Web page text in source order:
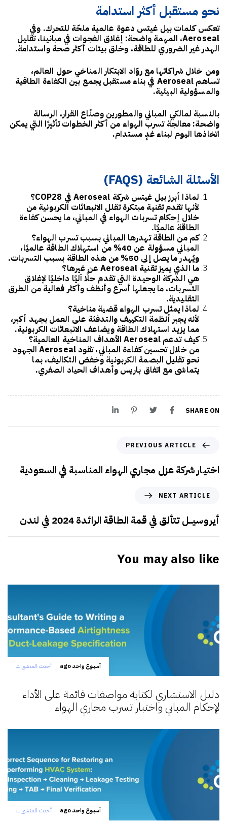
نحو مستقبل أكثر استدامة
تعكس كلمات بيل غيتس دعوة عالمية ملحّة للتحرك. وفي
Aeroseal، المهمة واضحة:
إغلاق الفجوات في مبانينا، تقليل
الهدر غير الضروري للطاقة، وخلق بيئات أكثر صحة واستدامة.
ومن خلال شراكاتها مع روّاد الابتكار المناخي حول العالم،
تساهم Aeroseal في بناء مستقبل يجمع بين
الكفاءة الطاقية
والمسؤولية البيئية.
بالنسبة لمالكي المباني والمطورين وصنّاع القرار، الرسالة
واضحة: معالجة تسرب الهواء من أكثر الخطوات تأثيرًا التي يمكن
اتخاذها اليوم لبناء غدٍ مستدام.
الأسئلة الشائعة (FAQS)
لماذا أبرز بيل غيتس شركة Aeroseal في COP28؟
لأنها تقدم تقنية مبتكرة تقلل الانبعاثات الكربونية من
خلال إحكام تسربات الهواء في المباني، ما يحسن كفاءة
الطاقة عالميًا.
كم من الطاقة تهدرها المباني بسبب تسرب الهواء؟
المباني مسؤولة عن 40% من استهلاك الطاقة عالميًا،
ويُهدر ما يصل إلى 50% من هذه الطاقة بسبب التسربات.
ما الذي يميز تقنية Aeroseal عن غيرها؟
هي الشركة الوحيدة التي تقدم حلًا آليًا داخليًا لإغلاق
التسربات، ما يجعلها أسرع وأنظف وأكثر فعالية من الطرق
التقليدية.
لماذا يمثل تسرب الهواء قضية مناخية؟
لأنه يجبر أنظمة التكييف والتدفئة على العمل بجهد أكبر،
مما يزيد استهلاك الطاقة ويضاعف الانبعاثات الكربونية.
كيف تدعم Aeroseal الأهداف المناخية العالمية؟
من خلال تحسين كفاءة المباني، تقود Aeroseal الجهود
نحو تقليل البصمة الكربونية وخفض التكاليف، بما
يتماشى مع اتفاق باريس وأهداف الحياد الصفري.
SHARE ON
PREVIOUS ARTICLE
اختيار شركة عزل مجاري الهواء المناسبة في السعودية
NEXT ARTICLE
أيروسيــل تتألق في قمة الطاقة الرائدة 2024 في لندن
You may also like
أسبوع واحد ago أحدث المنشورات
دليل الاستشاري لكتابة مواصفات قائمة على الأداء
لإحكام المباني واختبار تسرب مجاري الهواء
أسبوع واحد ago أحدث المنشورات